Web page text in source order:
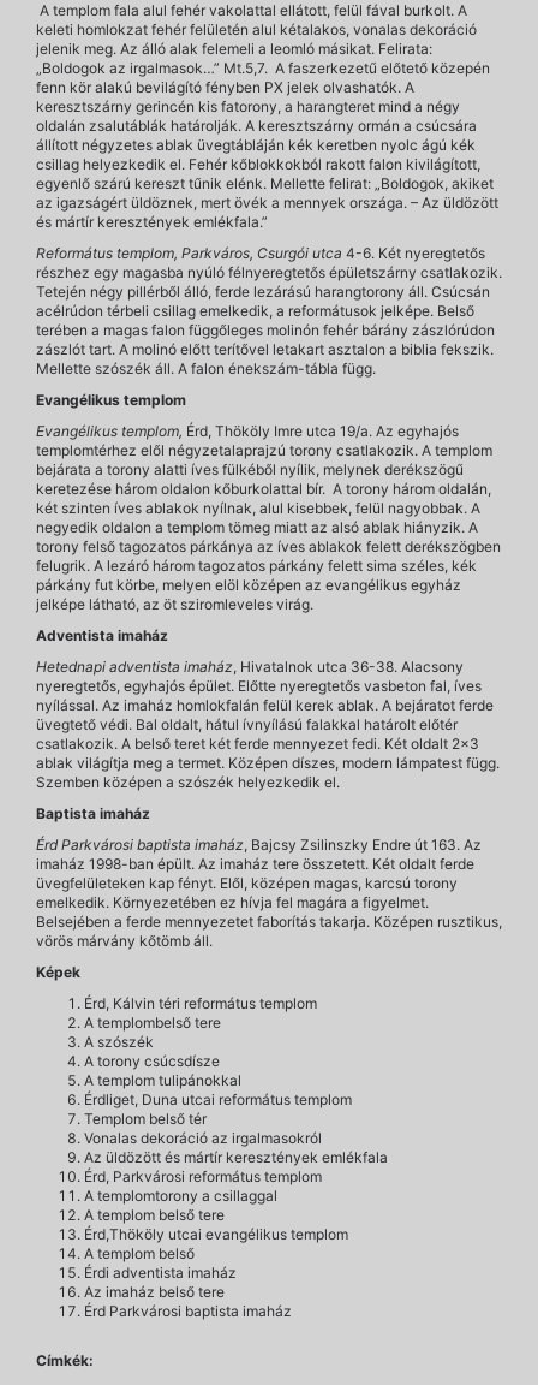
A templom fala alul fehér vakolattal ellátott, felül fával burkolt. A
keleti homlokzat fehér felületén alul kétalakos, vonalas dekoráció
jelenik meg. Az álló alak felemeli a leomló másikat. Felirata:
„Boldogok az irgalmasok…” Mt.5,7. A faszerkezetű előtető közepén
fenn kör alakú bevilágító fényben PX jelek olvashatók. A
keresztszárny gerincén kis fatorony, a harangteret mind a négy
oldalán zsalutáblák határolják. A keresztszárny ormán a csúcsára
állított négyzetes ablak üvegtábláján kék keretben nyolc ágú kék
csillag helyezkedik el. Fehér kőblokkokból rakott falon kivilágított,
egyenlő szárú kereszt tűnik elénk. Mellette felirat: „Boldogok, akiket
az igazságért üldöznek, mert övék a mennyek országa. – Az üldözött
és mártír keresztények emlékfala.”
Református templom, Parkváros, Csurgói utca 4-6. Két nyeregtetős
részhez egy magasba nyúló félnyeregtetős épületszárny csatlakozik.
Tetején négy pillérből álló, ferde lezárású harangtorony áll. Csúcsán
acélrúdon térbeli csillag emelkedik, a reformátusok jelképe. Belső
terében a magas falon függőleges molinón fehér bárány zászlórúdon
zászlót tart. A molinó előtt terítővel letakart asztalon a biblia fekszik.
Mellette szószék áll. A falon énekszám-tábla függ.
Evangélikus templom
Evangélikus templom, Érd, Thököly Imre utca 19/a. Az egyhajós
templomtérhez elől négyzetalaprajzú torony csatlakozik. A templom
bejárata a torony alatti íves fülkéből nyílik, melynek derékszögű
keretezése három oldalon kőburkolattal bír. A torony három oldalán,
két szinten íves ablakok nyílnak, alul kisebbek, felül nagyobbak. A
negyedik oldalon a templom tömeg miatt az alsó ablak hiányzik. A
torony felső tagozatos párkánya az íves ablakok felett derékszögben
felugrik. A lezáró három tagozatos párkány felett sima széles, kék
párkány fut körbe, melyen elöl középen az evangélikus egyház
jelképe látható, az öt sziromleveles virág.
Adventista imaház
Hetednapi adventista imaház, Hivatalnok utca 36-38. Alacsony
nyeregtetős, egyhajós épület. Előtte nyeregtetős vasbeton fal, íves
nyílással. Az imaház homlokfalán felül kerek ablak. A bejáratot ferde
üvegtető védi. Bal oldalt, hátul ívnyílású falakkal határolt előtér
csatlakozik. A belső teret két ferde mennyezet fedi. Két oldalt 2x3
ablak világítja meg a termet. Középen díszes, modern lámpatest függ.
Szemben középen a szószék helyezkedik el.
Baptista imaház
Érd Parkvárosi baptista imaház, Bajcsy Zsilinszky Endre út 163. Az
imaház 1998-ban épült. Az imaház tere összetett. Két oldalt ferde
üvegfelületeken kap fényt. Elől, középen magas, karcsú torony
emelkedik. Környezetében ez hívja fel magára a figyelmet.
Belsejében a ferde mennyezetet faborítás takarja. Középen rusztikus,
vörös márvány kőtömb áll.
Képek
Érd, Kálvin téri református templom
A templombelső tere
A szószék
A torony csúcsdísze
A templom tulipánokkal
Érdliget, Duna utcai református templom
Templom belső tér
Vonalas dekoráció az irgalmasokról
Az üldözött és mártír keresztények emlékfala
Érd, Parkvárosi református templom
A templomtorony a csillaggal
A templom belső tere
Érd,Thököly utcai evangélikus templom
A templom belső
Érdi adventista imaház
Az imaház belső tere
Érd Parkvárosi baptista imaház
Címkék: